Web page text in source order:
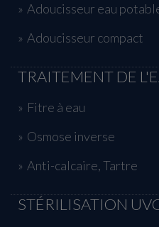
Adoucisseur eau
Adoucisseur compact
TRAITEMENT DE
Fitre à eau
Osmose inverse
Anti-calcaire, Tartre
STÉRILISATION